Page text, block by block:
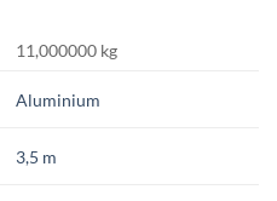
11,000000 kg
Aluminium
3,5 m